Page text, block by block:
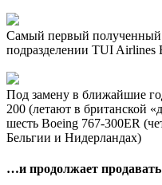
Самый первый
подразделении TUI Airlines
Под замену в ближайшие
200 (летают в британской
шесть Boeing 767-300ER
Бельгии и Нидерландах)
…и продолжает